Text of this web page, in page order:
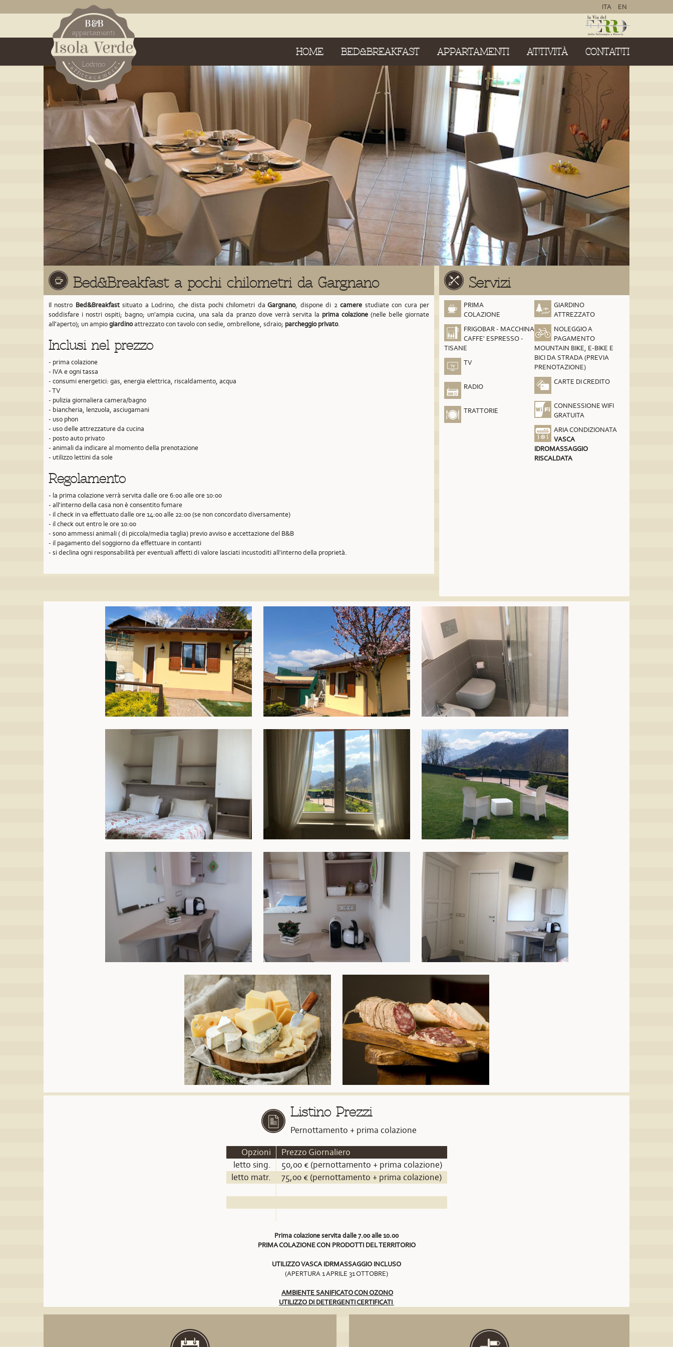
ITA EN
HOME BED&BREAKFAST APPARTAMENTI ATTIVITÀ CONTATTI
Bed&Breakfast a pochi chilometri da Gargnano
Il nostro Bed&Breakfastsituato a Lodrino, che dista pochi chilometri da Gargnano, dispone di 2camere studiate con cura per
soddisfare i nostri ospiti; bagno; un'ampia cucina, una sala da pranzo dove verrà servita la prima colazione(nelle belle giornate
all'aperto); un ampiogiardinoattrezzato con tavolo con sedie, ombrellone, sdraio; parcheggio privato.
Inclusi nel prezzo
- prima colazione
- IVA e ogni tassa
- consumi energetici: gas, energia elettrica, riscaldamento, acqua
- TV
- pulizia giornaliera camera/bagno
- biancheria, lenzuola, asciugamani
- uso phon
- uso delle attrezzature da cucina
- posto auto privato
- animali da indicare al momento della prenotazione
- utilizzo lettini da sole
Regolamento
- la prima colazione verrà servita dalle ore 6:00 alle ore 10:00
- all'interno della casa non è consentito fumare
- il check in va effettuato dalle ore 14:00 alle 22:00 (se non concordato diversamente)
- il check out entro le ore 10:00
- sono ammessi animali ( di piccola/media taglia) previo avviso e accettazione del B&B
- il pagamento del soggiorno da effettuare in contanti
- si declina ogni responsabilità per eventuali affetti di valore lasciati incustoditi all'interno della proprietà.
Servizi
PRIMA
COLAZIONE
FRIGOBAR - MACCHINA
CAFFE' ESPRESSO -
TISANE
TV
RADIO
TRATTORIE
GIARDINO
ATTREZZATO
NOLEGGIO A
PAGAMENTO
MOUNTAIN BIKE, E-BIKE E
BICI DA STRADA (PREVIA
PRENOTAZIONE)
CARTE DI CREDITO
CONNESSIONE WIFI
GRATUITA
ARIA CONDIZIONATA
VASCA
IDROMASSAGGIO
RISCALDATA
Listino Prezzi
Pernottamento + prima colazione
Opzioni
Prezzo Giornaliero
letto sing.
50,00 € (pernottamento + prima colazione)
letto matr.
75,00 € (pernottamento + prima colazione)
Prima colazione servita dalle 7.00 alle 10.00
PRIMA COLAZIONE CON PRODOTTI DEL TERRITORIO
UTILIZZO VASCA IDRMASSAGGIO INCLUSO
(APERTURA 1 APRILE 31 OTTOBRE)
AMBIENTE SANIFICATO CON OZONO
UTILIZZO DI DETERGENTI CERTIFICATI